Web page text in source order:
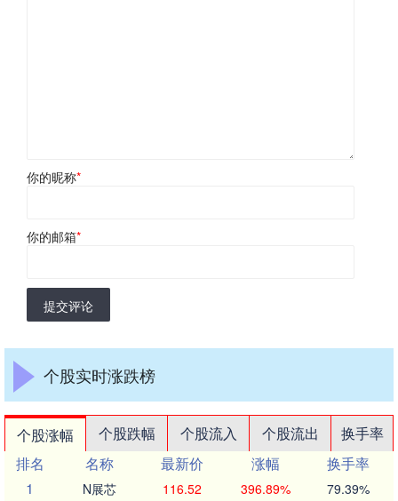
你的昵称*
你的邮箱*
提交评论
个股实时涨跌榜
个股涨幅 个股跌幅 个股流入 个股流出
换手率
排名
名称 最新价 涨幅
换手率
1
N展芯 116.52 396.89% 79.39%